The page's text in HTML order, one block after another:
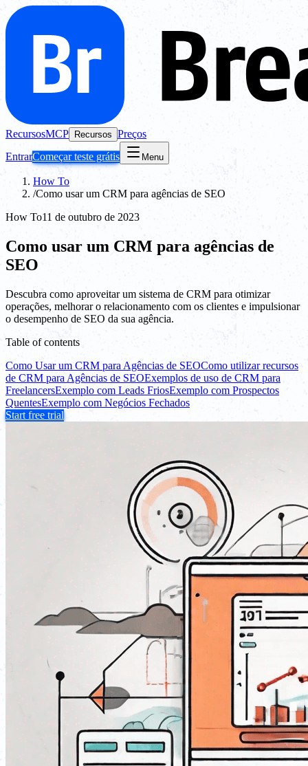
RecursosMCP Recursos Preços
EntrarComeçar teste grátis Menu
How To
/Como usar um CRM para agências de SEO
How To11 de outubro de 2023
Como usar um CRM para agências de
SEO
Descubra como aproveitar um sistema de CRM para otimizar
operações, melhorar o relacionamento com os clientes e impulsionar
o desempenho de SEO da sua agência.
Table of contents
Como Usar um CRM para Agências de SEOComo utilizar recursos
de CRM para Agências de SEOExemplos de uso de CRM para
FreelancersExemplo com Leads FriosExemplo com Prospectos
QuentesExemplo com Negócios Fechados
Start free trial